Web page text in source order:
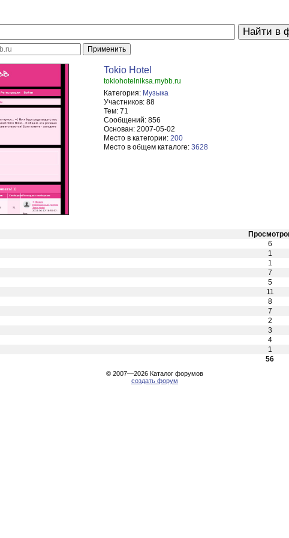
Tokio Hotel
tokiohotelniksa.mybb.ru
Категория: Музыка
Участников: 88
Тем: 71
Сообщений: 856
Основан: 2007-05-02
Место в категории: 200
Место в общем каталоге: 3628
6
1
1
7
5
11
8
7
2
3
4
1
56
© 2007—2026 Каталог форумов
создать форум